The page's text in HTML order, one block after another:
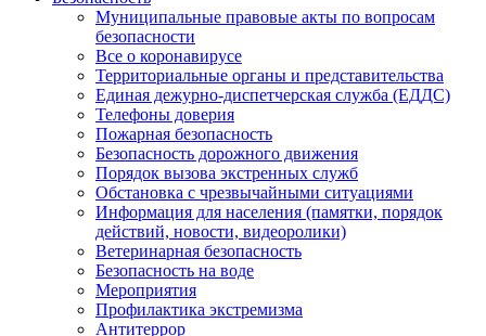
Муниципальные правовые акты по вопросам
безопасности
Все о коронавирусе
Территориальные органы и представительства
Единая дежурно-диспетчерская служба (ЕДДС)
Телефоны доверия
Пожарная безопасность
Безопасность дорожного движения
Порядок вызова экстренных служб
Обстановка с чрезвычайными ситуациями
Информация для населения (памятки, порядок
действий, новости, видеоролики)
Ветеринарная безопасность
Безопасность на воде
Мероприятия
Профилактика экстремизма
Антитеррор